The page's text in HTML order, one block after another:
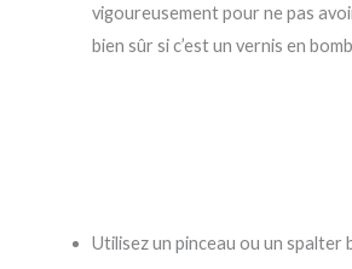
vigoureusement pour ne pas
bien sûr si c’est un vernis en
Utilisez un pinceau ou un spalter